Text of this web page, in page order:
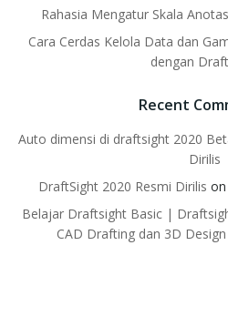
Rahasia Mengatur Skala
Cara Cerdas Kelola Data dan
dengan
Recent
Auto dimensi di draftsight 2020
Dirilis
DraftSight 2020 Resmi Dirilis on
Belajar Draftsight Basic |
CAD Drafting dan 3D Design